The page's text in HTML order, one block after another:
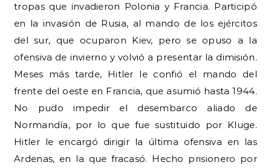
tropas que invadieron Polonia y Francia. Participó
en la invasión de Rusia, al mando de los ejércitos
del sur, que ocuparon Kiev, pero se opuso a la
ofensiva de invierno y volvió a presentar la dimisión.
Meses más tarde, Hitler le confió el mando del
frente del oeste en Francia, que asumió hasta 1944.
No pudo impedir el desembarco aliado de
Normandía, por lo que fue sustituido por Kluge.
Hitler le encargó dirigir la última ofensiva en las
Ardenas, en la que fracasó. Hecho prisionero por